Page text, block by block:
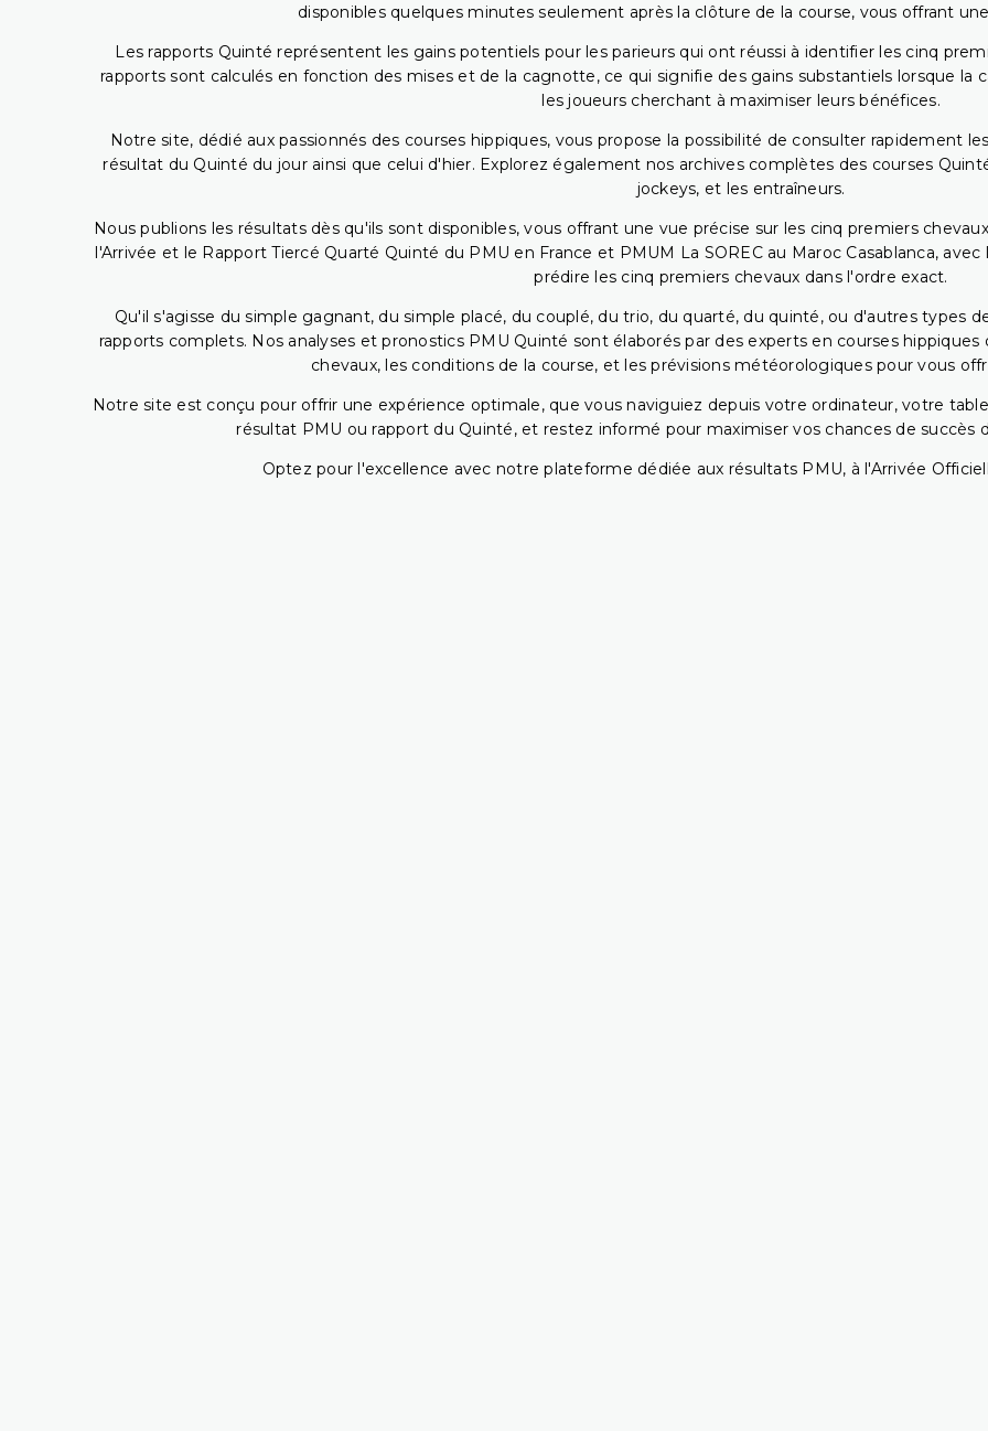
disponibles quelques minutes seulement après la clôture de la course, vous offrant
Les rapports Quinté représentent les gains potentiels pour les parieurs qui ont réussi à identifier les cinq
rapports sont calculés en fonction des mises et de la cagnotte, ce qui signifie des gains substantiels lorsque
les joueurs cherchant à maximiser leurs bénéfices.
Notre site, dédié aux passionnés des courses hippiques, vous propose la possibilité de consulter rapidement
résultat du Quinté du jour ainsi que celui d'hier. Explorez également nos archives complètes des courses
jockeys, et les entraîneurs.
Nous publions les résultats dès qu'ils sont disponibles, vous offrant une vue précise sur les cinq premiers
l'Arrivée et le Rapport Tiercé Quarté Quinté du PMU en France et PMUM La SOREC au Maroc Casablanca,
prédire les cinq premiers chevaux dans l'ordre exact.
Qu'il s'agisse du simple gagnant, du simple placé, du couplé, du trio, du quarté, du quinté, ou d'autres types
rapports complets. Nos analyses et pronostics PMU Quinté sont élaborés par des experts en courses
chevaux, les conditions de la course, et les prévisions météorologiques pour vous
Notre site est conçu pour offrir une expérience optimale, que vous naviguiez depuis votre ordinateur, votre
résultat PMU ou rapport du Quinté, et restez informé pour maximiser vos chances de succès
Optez pour l'excellence avec notre plateforme dédiée aux résultats PMU, à l'Arrivée